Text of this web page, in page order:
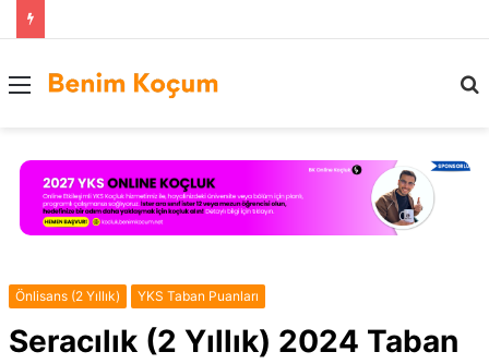
Menü
Önlisans (2 Yıllık) YKS Taban Puanları
Seracılık (2 Yıllık) 2024 Taban